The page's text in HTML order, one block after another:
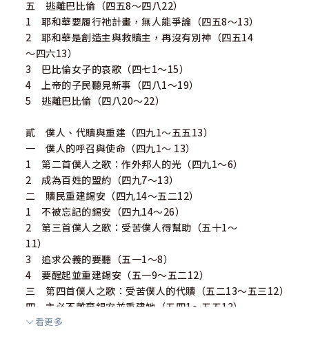
五 逃離巴比倫（四五8～四八22）
1 耶和華要履行祂計畫，無人能爭論（四五8～13）
2 耶和華是創造主與救贖主，再沒有別神（四五14
～四六13）
3 巴比倫女子的哀歌（四七1～15）
4 上帝的子民聽見新事（四八1～19）
5 逃離巴比倫（四八20～22）
貳 僕人、代贖與重建（四九1～五五13）
一 僕人的呼召與使命（四九1～ 13）
1 第二首僕人之歌：作外邦人的光（四九1～6）
2 成為百姓的盟約（四九7～13）
二 贖民重建錫安（四九14～五二12）
1 不被忘記的錫安（四九14～26）
2 第三首僕人之歌：受苦僕人得幫助（五十1～
11）
3 追求公義的要聽（五一1～8）
4 要醒起並重建錫安（五一9～五二12）
三 第四首僕人之歌：受苦僕人的代贖（五二13～五三12）
四 主必不離棄錫安並重建她（五四1～五五13）
1 耶和華要更新曾被棄的錫安（五四1～17）
看更多